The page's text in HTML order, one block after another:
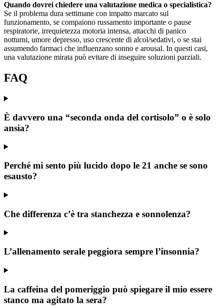
Quando dovrei chiedere una valutazione medica o specialistica?
Se il problema dura settimane con impatto marcato sul
funzionamento, se compaiono russamento importante o pause
respiratorie, irrequietezza motoria intensa, attacchi di panico
notturni, umore depresso, uso crescente di alcol/sedativi, o se stai
assumendo farmaci che influenzano sonno e arousal. In questi casi,
una valutazione mirata può evitare di inseguire soluzioni parziali.
FAQ
È davvero una “seconda onda del cortisolo” o è solo
ansia?
Perché mi sento più lucido dopo le 21 anche se sono
esausto?
Che differenza c’è tra stanchezza e sonnolenza?
L’allenamento serale peggiora sempre l’insonnia?
La caffeina del pomeriggio può spiegare il mio essere
stanco ma agitato la sera?